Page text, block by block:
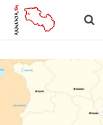
Перейти